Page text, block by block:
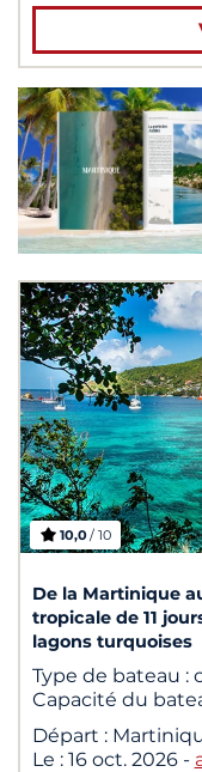
10,0/ 10
De la Martinique
tropicale de 11
lagons turquoises
Type de bateau :
Capacité du
Départ :
Le : 16 oct. 2026 -